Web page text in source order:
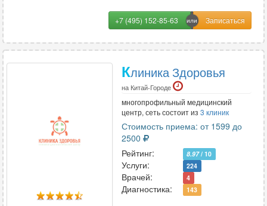
+7 (495) 152-85-63
Клиника Здоровья
на Китай-Городе
многопрофильный медицинский
центр, сеть состоит из 3 клиник
Стоимость приема: от 1599 до
2500
Рейтинг:
8.97/ 10
Услуги: 224
Врачей: 4
Диагностика: 143